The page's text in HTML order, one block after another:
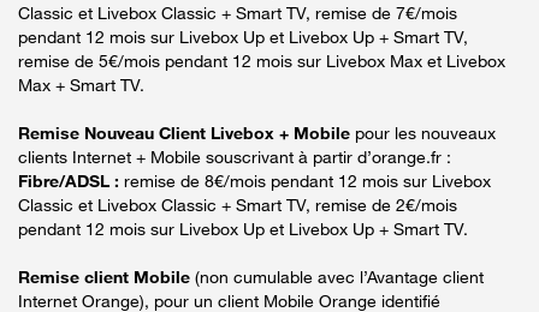
Classic et Livebox Classic + Smart TV, remise de 7€/mois
pendant 12 mois sur Livebox Up et Livebox Up + Smart TV,
remise de 5€/mois pendant 12 mois sur Livebox Max et Livebox
Max + Smart TV.
Remise Nouveau Client Livebox + Mobile pour les nouveaux
clients Internet + Mobile souscrivant à partir d’orange.fr :
Fibre/ADSL : remise de 8€/mois pendant 12 mois sur Livebox
Classic et Livebox Classic + Smart TV, remise de 2€/mois
pendant 12 mois sur Livebox Up et Livebox Up + Smart TV.
Remise client Mobile (non cumulable avec l’Avantage client
Internet Orange), pour un client Mobile Orange identifié